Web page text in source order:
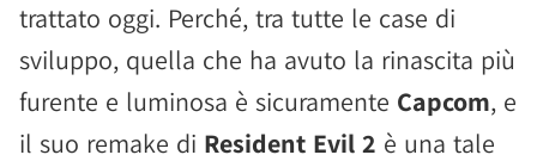
trattato oggi. Perché, tra tutte le case di
sviluppo, quella che ha avuto la rinascita più
furente e luminosa è sicuramente Capcom, e
il suo remake di Resident Evil 2 è una tale